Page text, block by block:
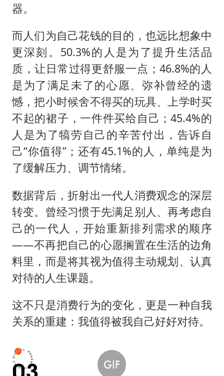
器。
而人们为自己花钱的目的，也远比想象中
更深刻。50.3%的人是为了提升生活品
质，让日常过得更舒服一点；46.8%的人
是为了满足未了的心愿、弥补曾经的遗
憾，把小时候舍不得买的玩具、上学时买
不起的裙子，一件件买给自己；45.4%的
人是为了犒劳自己的辛苦付出，告诉自
己“你值得”；还有45.1%的人，单纯是为
了缓解压力、调节情绪。
数据背后，折射出一代人消费观念的深层
转变。曾经习惯于先满足别人、再考虑自
己的一代人，开始重新排列需求的顺序
——不再把自己的心愿搁置在生活的边角
料里，而是将其视为值得主动规划、认真
对待的人生课题。
这不只是消费行为的变化，更是一种自我
关系的重建：我值得被我自己好好对待。